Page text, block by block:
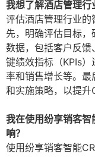
我想了解酒店管理行
评估酒店管理行业
先，明确评估目标
数据，包括客户反
键绩效指标（KPIs
率和销售增长等。最
和实施策略，以提升
我在使用纷享销客
响？
使用纷享销客智能